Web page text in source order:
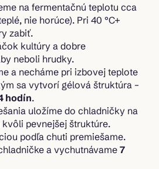
na fermentačnú teplotu cca
nie horúce). Pri 40 °C+
zabiť.
kultúry a dobre
neboli hrudky.
a necháme pri izbovej teplote
sa vytvorí gélová štruktúra –
hodín.
uložíme do chladničky na
kvôli pevnejšej štruktúre.
podľa chuti premiešame.
a vychutnávame 7